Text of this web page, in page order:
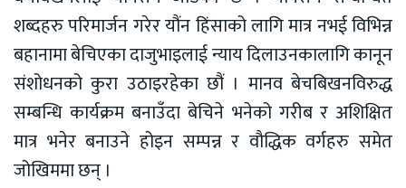
शब्दहरु परिमार्जन गरेर यौंन हिंसाको लागि मात्र नभई विभिन्न
बहानामा बेचिएका दाजुभाइलाई न्याय दिलाउनकालागि कानून
संशोधनको कुरा उठाइरहेका छौं । मानव बेचबिखनविरुद्ध
सम्बन्धि कार्यक्रम बनाउँदा बेचिने भनेको गरीब र अशिक्षित
मात्र भनेर बनाउने होइन सम्पन्न र वौद्धिक वर्गहरु समेत
जोखिममा छन् ।